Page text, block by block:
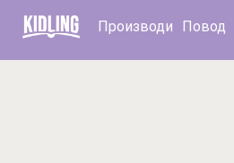
Производи Повод